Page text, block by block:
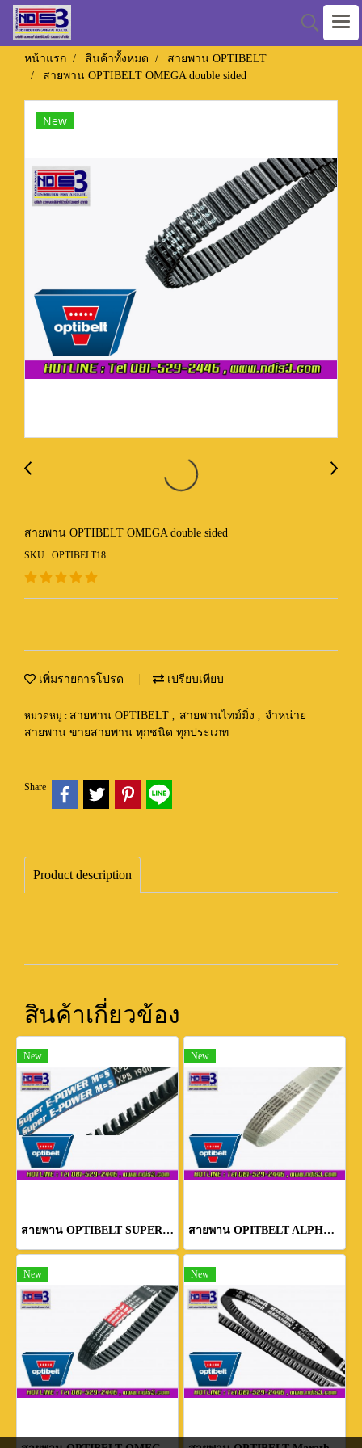
หน้าแรก สินค้าทั้งหมด
สายพาน OPTIBELT
สายพาน OPTIBELT OMEGA double sided
New
สายพาน OPTIBELT OMEGA double sided
SKU : OPTIBELT18
เพิ่มรายการโปรด เปรียบเทียบ
หมวดหมู่ : สายพาน OPTIBELT , สายพานไทม์มิ่ง , จำหน่าย
สายพาน ขายสายพาน ทุกชนิด ทุกประเภท
Share
Product description
สินค้าเกี่ยวข้อง
New
สายพาน OPTIBELT SUPER E-POWER M=S
New
สายพาน OPITBELT ALPHA TORQUE
New New